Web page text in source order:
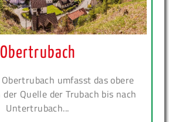
Obertrubach
umfasst das obere
Quelle der Trubach bis nach
Untertrubach...